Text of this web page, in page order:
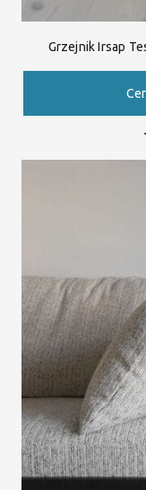
Grzejnik Irsap